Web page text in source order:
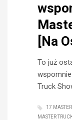
[Na
To już
Truck
17
MASTER